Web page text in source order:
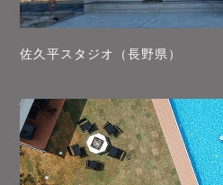
佐久平スタジオ（長野県）